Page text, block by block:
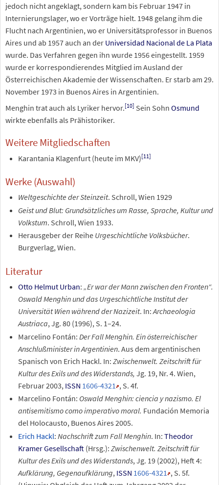
jedoch nicht angeklagt, sondern kam bis Februar 1947 in
Internierungslager, wo er Vorträge hielt. 1948 gelang ihm die
Flucht nach Argentinien, wo er Universitätsprofessor in Buenos
Aires und ab 1957 auch an der Universidad Nacional de La Plata
wurde. Das Verfahren gegen ihn wurde 1956 eingestellt. 1959
wurde er korrespondierendes Mitglied im Ausland der
Österreichischen Akademie der Wissenschaften. Er starb am 29.
November 1973 in Buenos Aires in Argentinien.
Menghin trat auch als Lyriker hervor.[10] Sein Sohn Osmund
wirkte ebenfalls als Prähistoriker.
Weitere Mitgliedschaften
Karantania Klagenfurt (heute im MKV)[11]
Werke (Auswahl)
Weltgeschichte der Steinzeit. Schroll, Wien 1929
Geist und Blut: Grundsätzliches um Rasse, Sprache, Kultur und
Volkstum. Schroll, Wien 1933.
Herausgeber der Reihe Urgeschichtliche Volksbücher.
Burgverlag, Wien.
Literatur
Otto Helmut Urban: „Er war der Mann zwischen den Fronten“.
Oswald Menghin und das Urgeschichtliche Institut der
Universität Wien während der Nazizeit. In: Archaeologia
Austriaca, Jg. 80 (1996), S. 1–24.
Marcelino Fontán: Der Fall Menghin. Ein österreichischer
Anschlußminister in Argentinien. Aus dem argentinischen
Spanisch von Erich Hackl. In: Zwischenwelt. Zeitschrift für
Kultur des Exils und des Widerstands, Jg. 19, Nr. 4. Wien,
Februar 2003, ISSN 1606-4321 , S. 4f.
Marcelino Fontán: Oswald Menghin: ciencia y nazismo. El
antisemitismo como imperativo moral. Fundación Memoria
del Holocausto, Buenos Aires 2005.
Erich Hackl: Nachschrift zum Fall Menghin. In: Theodor
Kramer Gesellschaft (Hrsg.): Zwischenwelt. Zeitschrift für
Kultur des Exils und des Widerstands, Jg. 19 (2002), Heft 4:
Aufklärung, Gegenaufklärung, ISSN 1606-4321 , S. 5f.